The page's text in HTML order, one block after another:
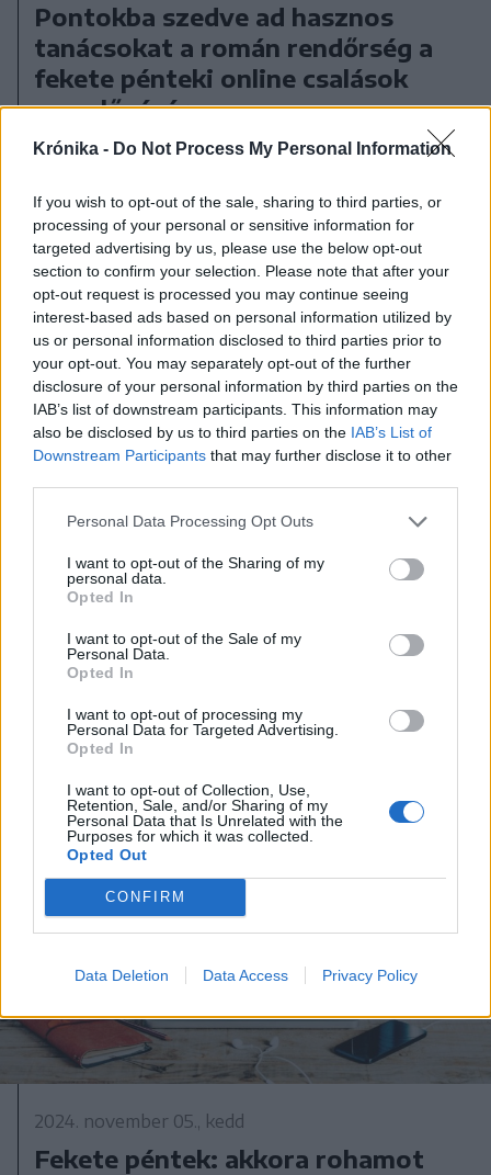
Krónika - Do Not Process My Personal Information
If you wish to opt-out of the sale, sharing to third parties, or
processing of your personal or sensitive information for
targeted advertising by us, please use the below opt-out
section to confirm your selection. Please note that after your
opt-out request is processed you may continue seeing
interest-based ads based on personal information utilized by
us or personal information disclosed to third parties prior to
your opt-out. You may separately opt-out of the further
disclosure of your personal information by third parties on the
IAB’s list of downstream participants. This information may
also be disclosed by us to third parties on the IAB’s List of
Downstream Participants that may further disclose it to other
Personal Data Processing Opt Outs
I want to opt-out of the Sharing of my
personal data.
Opted In
I want to opt-out of the Sale of my
Personal Data.
Opted In
I want to opt-out of processing my
Personal Data for Targeted Advertising.
Opted In
I want to opt-out of Collection, Use,
Retention, Sale, and/or Sharing of my
Personal Data that Is Unrelated with the
Purposes for which it was collected.
Opted Out
CONFIRM
Data Deletion Data Access Privacy Policy
Pontokba szedve ad hasznos
tanácsokat a román rendőrség a
fekete pénteki online csalások
megelőzésére
2024. november 06., szerda
legalább 1000 lejt tervez költeni a
romániaiak egyharmada
2024. november 05., kedd
Fekete péntek: akkora rohamot